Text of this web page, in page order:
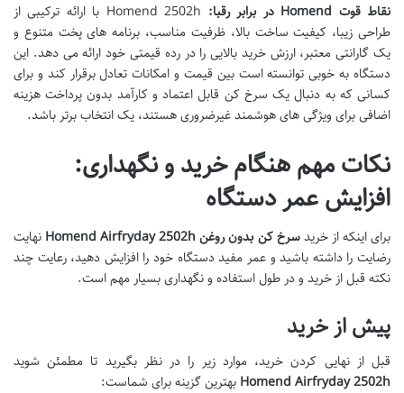
نقاط قوت Homend در برابر رقبا:
Homend 2502h با ارائه ترکیبی از
طراحی زیبا، کیفیت ساخت بالا، ظرفیت مناسب، برنامه های پخت متنوع و
یک گارانتی معتبر، ارزش خرید بالایی را در رده قیمتی خود ارائه می دهد. این
دستگاه به خوبی توانسته است بین قیمت و امکانات تعادل برقرار کند و برای
کسانی که به دنبال یک سرخ کن قابل اعتماد و کارآمد بدون پرداخت هزینه
اضافی برای ویژگی های هوشمند غیرضروری هستند، یک انتخاب برتر باشد.
نکات مهم هنگام خرید و نگهداری:
افزایش عمر دستگاه
برای اینکه از خریدسرخ کن بدون روغن Homend Airfryday 2502h
نهایت
رضایت را داشته باشید و عمر مفید دستگاه خود را افزایش دهید، رعایت چند
نکته قبل از خرید و در طول استفاده و نگهداری بسیار مهم است.
پیش از خرید
قبل از نهایی کردن خرید، موارد زیر را در نظر بگیرید تا مطمئن شوید
Homend Airfryday 2502h بهترین گزینه برای شماست: